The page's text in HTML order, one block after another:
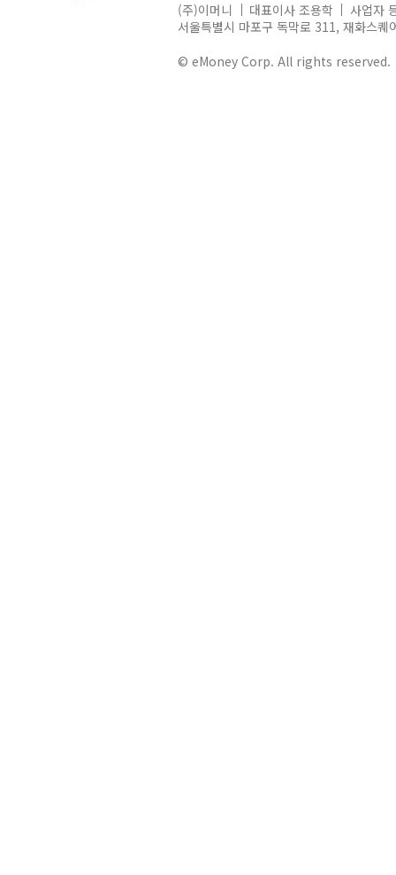
(주)이머니 대표이사 조용학
사업자
서울특별시 마포구 독막로 311, 재화스
© eMoney Corp. All rights reserved.